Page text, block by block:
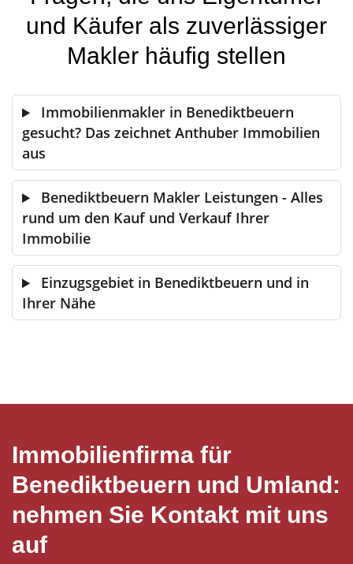
und Käufer als zuverlässiger
Makler häufig stellen
Immobilienmakler in Benediktbeuern
gesucht? Das zeichnet Anthuber Immobilien
aus
Benediktbeuern Makler Leistungen - Alles
rund um den Kauf und Verkauf Ihrer
Immobilie
Einzugsgebiet in Benediktbeuern und in
Ihrer Nähe
Immobilienfirma für
Benediktbeuern und Umland:
nehmen Sie Kontakt mit uns
auf